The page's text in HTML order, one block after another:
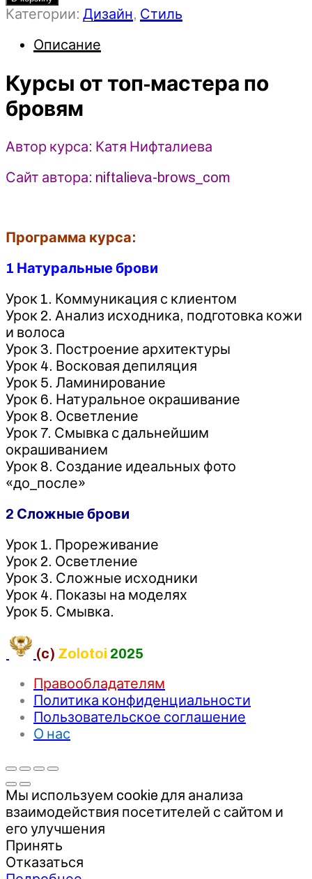
Курсы
топ-
по
бровям
-
Нифталиева
Категории: Дизайн, Стиль
Описание
Курсы от топ-мастера по
бровям
Автор курса: Катя Нифталиева
Сайт автора: niftalieva-brows_com
Программа курса:
1 Натуральные брови
Урок 1. Коммуникация с клиентом
Урок 2. Анализ исходника, подготовка кожи
и волоса
Урок 3. Построение архитектуры
Урок 4. Восковая депиляция
Урок 5. Ламинирование
Урок 6. Натуральное окрашивание
Урок 8. Осветление
Урок 7. Смывка с дальнейшим
окрашиванием
Урок 8. Создание идеальных фото
«до_после»
2 Сложные брови
Урок 1. Прореживание
Урок 2. Осветление
Урок 3. Сложные исходники
Урок 4. Показы на моделях
Урок 5. Смывка.
(c) Zolotoi 2025
Правообладателям
Политика конфиденциальности
Пользовательское соглашение
О нас
Мы используем cookie для анализа
взаимодействия посетителей с сайтом и
его улучшения
Принять
Отказаться